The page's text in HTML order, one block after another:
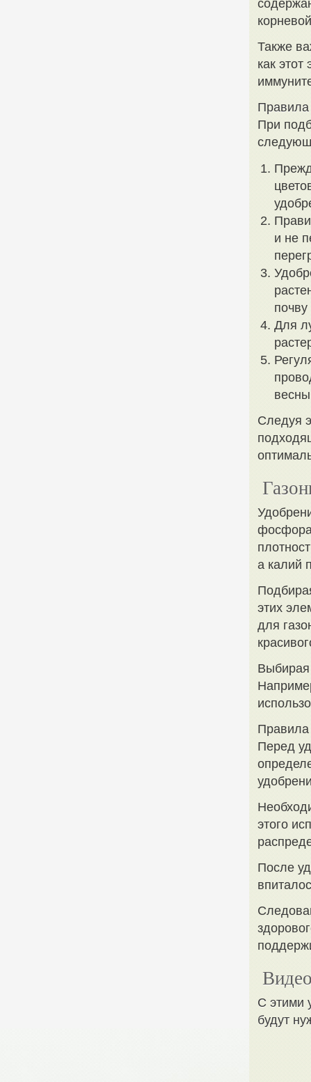
Также
как этот
Правила
При
и не
Для
Следуя
фосфора
а калий
этих
для
Выбирая
Правила
Перед
этого
После
С этими
будут